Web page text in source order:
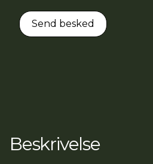
Beskrivelse